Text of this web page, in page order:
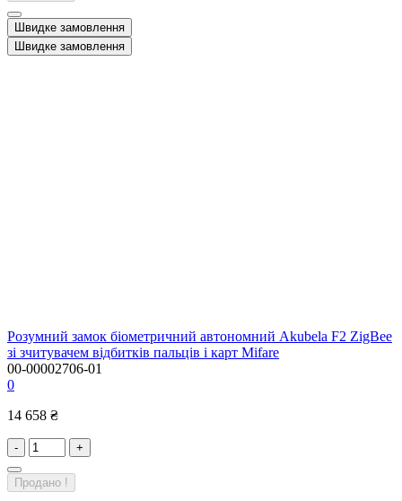
Швидке замовлення
Швидке замовлення
Розумний замок біометричний автономний Akubela F2 ZigBee
зі зчитувачем відбитків пальців і карт Mifare
00-00002706-01
0
14 658 ₴
- +
Продано !